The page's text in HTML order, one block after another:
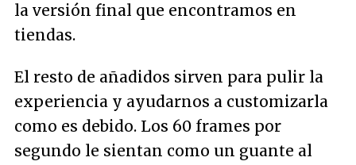
la versión final que encontramos en
tiendas.
El resto de añadidos sirven para pulir la
experiencia y ayudarnos a customizarla
como es debido. Los 60 frames por
segundo le sientan como un guante al